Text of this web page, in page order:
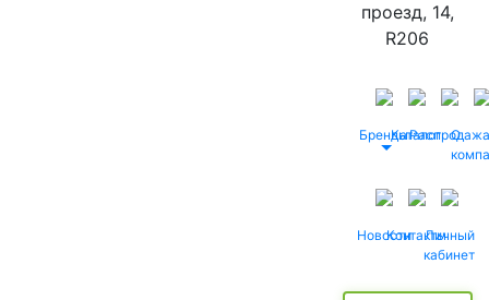
проезд, 14,
R206
БрендыКаталог
Распродажа
О
НовостиКонтактыЛичный
кабинет